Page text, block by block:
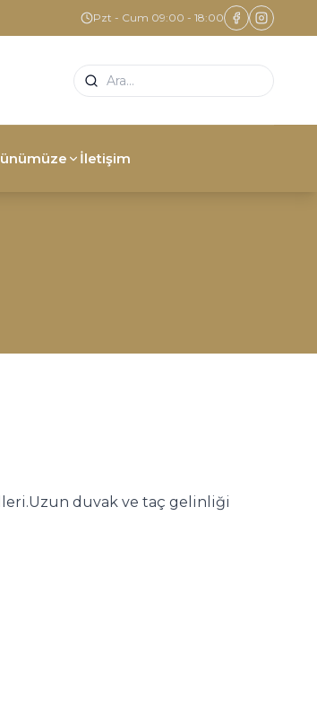
Pzt - Cum 09:00 - 18:00
İletişim
duvak ve taç gelinliği